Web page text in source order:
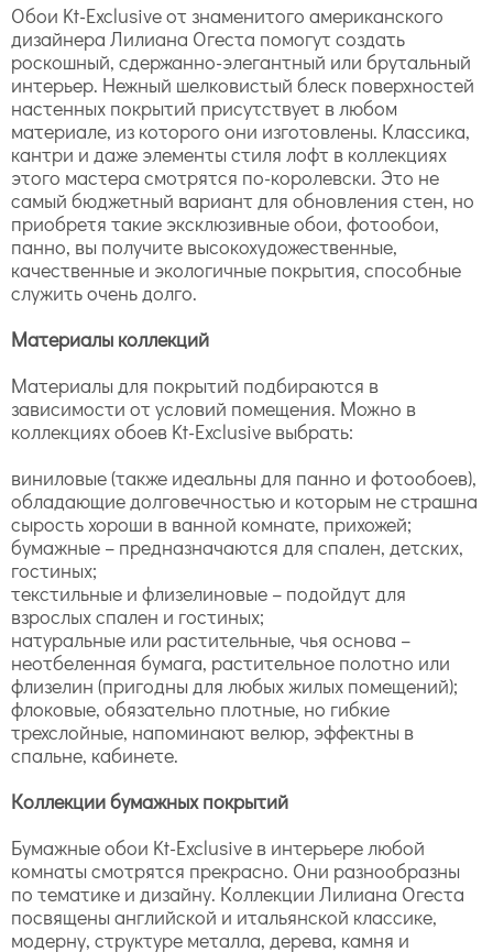
Обои Kt-Exclusive от знаменитого американского
дизайнера Лилиана Огеста помогут создать
роскошный, сдержанно-элегантный или брутальный
интерьер. Нежный шелковистый блеск поверхностей
настенных покрытий присутствует в любом
материале, из которого они изготовлены. Классика,
кантри и даже элементы стиля лофт в коллекциях
этого мастера смотрятся по-королевски. Это не
самый бюджетный вариант для обновления стен, но
приобретя такие эксклюзивные обои, фотообои,
панно, вы получите высокохудожественные,
качественные и экологичные покрытия, способные
служить очень долго.
Материалы коллекций
Материалы для покрытий подбираются в
зависимости от условий помещения. Можно в
коллекциях обоев Kt-Exclusive выбрать:
виниловые (также идеальны для панно и фотообоев),
обладающие долговечностью и которым не страшна
сырость хороши в ванной комнате, прихожей;
бумажные – предназначаются для спален, детских,
гостиных;
текстильные и флизелиновые – подойдут для
взрослых спален и гостиных;
натуральные или растительные, чья основа –
неотбеленная бумага, растительное полотно или
флизелин (пригодны для любых жилых помещений);
флоковые, обязательно плотные, но гибкие
трехслойные, напоминают велюр, эффектны в
спальне, кабинете.
Коллекции бумажных покрытий
Бумажные обои Kt-Exclusive в интерьере любой
комнаты смотрятся прекрасно. Они разнообразны
по тематике и дизайну. Коллекции Лилиана Огеста
посвящены английской и итальянской классике,
модерну, структуре металла, дерева, камня и